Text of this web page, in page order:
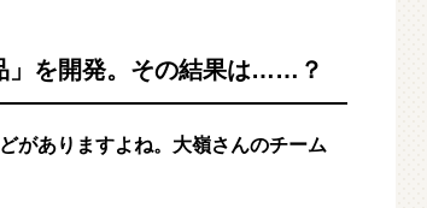
」を開発。その結果は……？
がありますよね。大嶺さんのチーム